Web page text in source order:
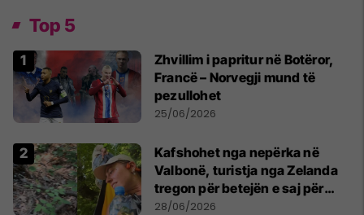
Top 5
Zhvillim i papritur në Botëror,
Francë – Norvegji mund të
pezullohet
25/06/2026
Kafshohet nga nepërka në
Valbonë, turistja nga Zelanda
tregon për betejën e saj për
mbijetesë
28/06/2026